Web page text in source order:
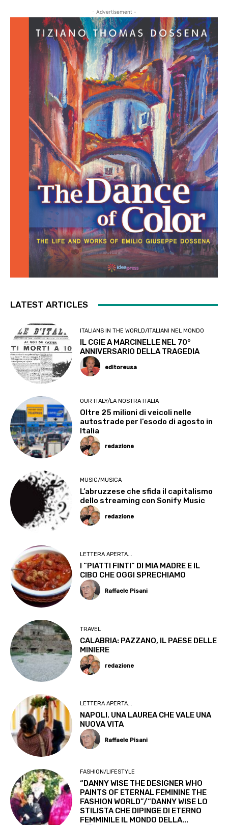
- Advertisement -
LATEST ARTICLES
ITALIANS IN THE WORLD/ITALIANI NEL MONDO
IL CGIE A MARCINELLE NEL 70°
ANNIVERSARIO DELLA TRAGEDIA
editoreusa
OUR ITALY/LA NOSTRA ITALIA
Oltre 25 milioni di veicoli nelle
autostrade per l’esodo di agosto in
Italia
redazione
MUSIC/MUSICA
L’abruzzese che sfida il capitalismo
dello streaming con Sonify Music
redazione
LETTERA APERTA...
I “PIATTI FINTI” DI MIA MADRE E IL
CIBO CHE OGGI SPRECHIAMO
Raffaele Pisani
TRAVEL
CALABRIA: PAZZANO, IL PAESE DELLE
MINIERE
redazione
LETTERA APERTA...
NAPOLI. UNA LAUREA CHE VALE UNA
NUOVA VITA
Raffaele Pisani
FASHION/LIFESTYLE
“DANNY WISE THE DESIGNER WHO
PAINTS OF ETERNAL FEMININE THE
FASHION WORLD”/“DANNY WISE LO
STILISTA CHE DIPINGE DI ETERNO
FEMMINILE IL MONDO DELLA...